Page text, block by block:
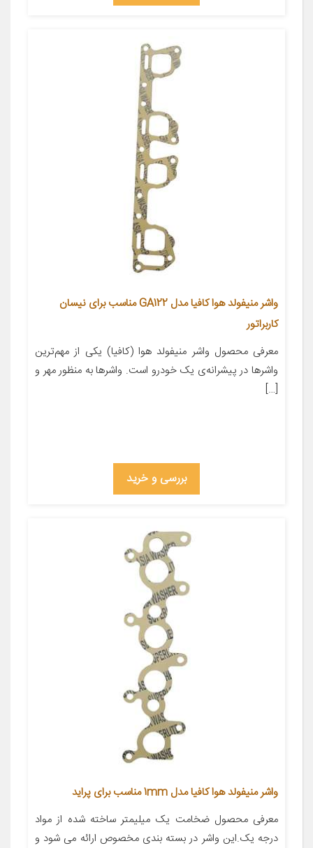
واشر منیفولد هوا کافیا مدل GA122 مناسب برای نیسان
کاربراتور
معرفی محصول واشر منیفولد هوا (کافیا) یکی از مهم‌ترین
واشرها در پیشرانه‌ی یک خودرو است. واشرها به منظور مهر و
[…]
بررسی و خرید
واشر منیفولد هوا کافیا مدل 1mm مناسب برای پراید
معرفی محصول ضخامت یک میلیمتر ساخته شده از مواد
درجه یک.این واشر در بسته بندی مخصوص ارائه می شود و